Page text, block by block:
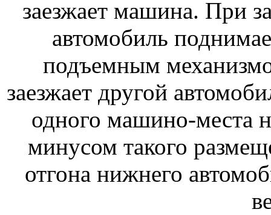
заезжает машина. При
автомобиль
подъемным
заезжает другой
одного машино-места
минусом такого
отгона нижнего